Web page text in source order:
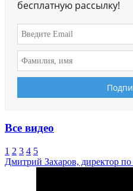
бесплатную рассылку!
Все видео
1 2 3 4 5
Дмитрий Захаров, директор